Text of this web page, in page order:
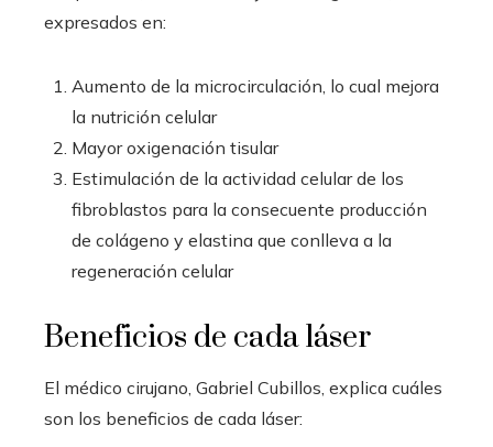
expresados en:
Aumento de la microcirculación, lo cual mejora
la nutrición celular
Mayor oxigenación tisular
Estimulación de la actividad celular de los
fibroblastos para la consecuente producción
de colágeno y elastina que conlleva a la
regeneración celular
Beneficios de cada láser
El médico cirujano, Gabriel Cubillos, explica cuáles
son los beneficios de cada láser: